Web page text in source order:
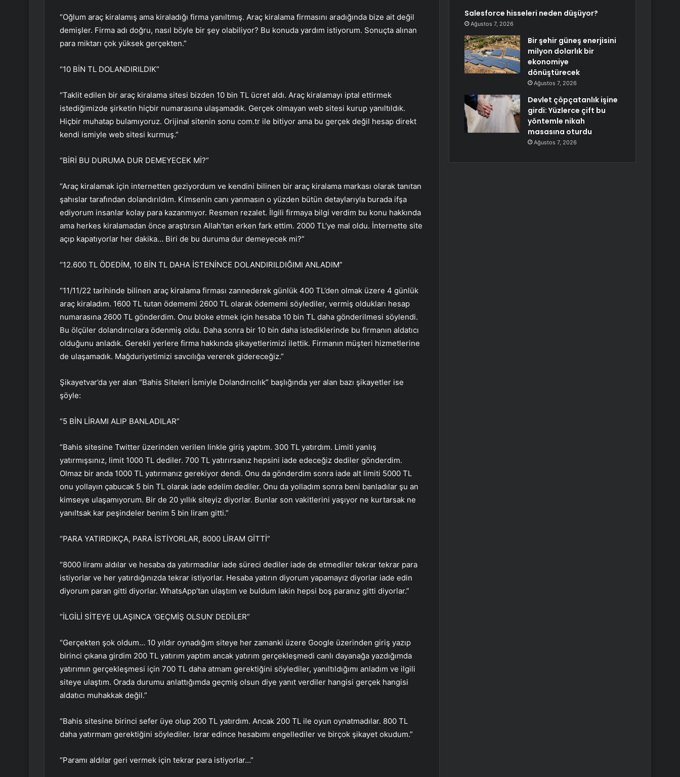
“Oğlum araç kiralamış ama kiraladığı firma yanıltmış. Araç kiralama firmasını aradığında bize ait değil
demişler. Firma adı doğru, nasıl böyle bir şey olabiliyor? Bu konuda yardım istiyorum. Sonuçta alınan
para miktarı çok yüksek gerçekten.”
“10 BİN TL DOLANDIRILDIK”
“Taklit edilen bir araç kiralama sitesi bizden 10 bin TL ücret aldı. Araç kiralamayı iptal ettirmek
istediğimizde şirketin hiçbir numarasına ulaşamadık. Gerçek olmayan web sitesi kurup yanıltıldık.
Hiçbir muhatap bulamıyoruz. Orijinal sitenin sonu com.tr ile bitiyor ama bu gerçek değil hesap direkt
kendi ismiyle web sitesi kurmuş.”
“BİRİ BU DURUMA DUR DEMEYECEK Mİ?”
“Araç kiralamak için internetten geziyordum ve kendini bilinen bir araç kiralama markası olarak tanıtan
şahıslar tarafından dolandırıldım. Kimsenin canı yanmasın o yüzden bütün detaylarıyla burada ifşa
ediyorum insanlar kolay para kazanmıyor. Resmen rezalet. İlgili firmaya bilgi verdim bu konu hakkında
ama herkes kiralamadan önce araştırsın Allah’tan erken fark ettim. 2000 TL’ye mal oldu. İnternette site
açıp kapatıyorlar her dakika… Biri de bu duruma dur demeyecek mi?”
“12.600 TL ÖDEDİM, 10 BİN TL DAHA İSTENİNCE DOLANDIRILDIĞIMI ANLADIM”
“11/11/22 tarihinde bilinen araç kiralama firması zannederek günlük 400 TL’den olmak üzere 4 günlük
araç kiraladım. 1600 TL tutan ödememi 2600 TL olarak ödememi söylediler, vermiş oldukları hesap
numarasına 2600 TL gönderdim. Onu bloke etmek için hesaba 10 bin TL daha gönderilmesi söylendi.
Bu ölçüler dolandırıcılara ödenmiş oldu. Daha sonra bir 10 bin daha istediklerinde bu firmanın aldatıcı
olduğunu anladık. Gerekli yerlere firma hakkında şikayetlerimizi ilettik. Firmanın müşteri hizmetlerine
de ulaşamadık. Mağduriyetimizi savcılığa vererek gidereceğiz.”
Şikayetvar’da yer alan “Bahis Siteleri İsmiyle Dolandırıcılık” başlığında yer alan bazı şikayetler ise
şöyle:
“5 BİN LİRAMI ALIP BANLADILAR”
“Bahis sitesine Twitter üzerinden verilen linkle giriş yaptım. 300 TL yatırdım. Limiti yanlış
yatırmışsınız, limit 1000 TL dediler. 700 TL yatırırsanız hepsini iade edeceğiz dediler gönderdim.
Olmaz bir anda 1000 TL yatırmanız gerekiyor dendi. Onu da gönderdim sonra iade alt limiti 5000 TL
onu yollayın çabucak 5 bin TL olarak iade edelim dediler. Onu da yolladım sonra beni banladılar şu an
kimseye ulaşamıyorum. Bir de 20 yıllık siteyiz diyorlar. Bunlar son vakitlerini yaşıyor ne kurtarsak ne
yanıltsak kar peşindeler benim 5 bin liram gitti.”
“PARA YATIRDIKÇA, PARA İSTİYORLAR, 8000 LİRAM GİTTİ”
“8000 liramı aldılar ve hesaba da yatırmadılar iade süreci dediler iade de etmediler tekrar tekrar para
istiyorlar ve her yatırdığınızda tekrar istiyorlar. Hesaba yatırın diyorum yapamayız diyorlar iade edin
diyorum paran gitti diyorlar. WhatsApp’tan ulaştım ve buldum lakin hepsi boş paranız gitti diyorlar.”
“İLGİLİ SİTEYE ULAŞINCA ‘GEÇMİŞ OLSUN’ DEDİLER”
“Gerçekten şok oldum… 10 yıldır oynadığım siteye her zamanki üzere Google üzerinden giriş yazıp
birinci çıkana girdim 200 TL yatırım yaptım ancak yatırım gerçekleşmedi canlı dayanağa yazdığımda
yatırımın gerçekleşmesi için 700 TL daha atmam gerektiğini söylediler, yanıltıldığımı anladım ve ilgili
siteye ulaştım. Orada durumu anlattığımda geçmiş olsun diye yanıt verdiler hangisi gerçek hangisi
aldatıcı muhakkak değil.”
“Bahis sitesine birinci sefer üye olup 200 TL yatırdım. Ancak 200 TL ile oyun oynatmadılar. 800 TL
daha yatırmam gerektiğini söylediler. Israr edince hesabımı engellediler ve birçok şikayet okudum.”
“Paramı aldılar geri vermek için tekrar para istiyorlar…”
Salesforce hisseleri neden düşüyor?
Ağustos 7, 2026
Bir şehir güneş enerjisini
milyon dolarlık bir
ekonomiye
dönüştürecek
Ağustos 7, 2026
Devlet çöpçatanlık işine
girdi: Yüzlerce çift bu
yöntemle nikah
masasına oturdu
Ağustos 7, 2026